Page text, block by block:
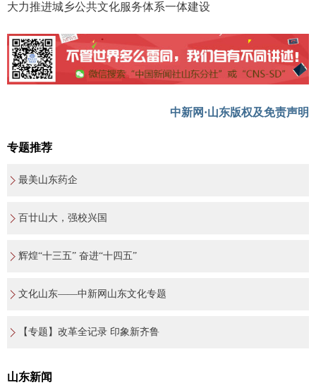
大力推进城乡公共文化服务体系一体建设
中新网·山东版权及免责声明
专题推荐
最美山东药企
百廿山大，强校兴国
辉煌“十三五” 奋进“十四五”
文化山东——中新网山东文化专题
【专题】改革全记录 印象新齐鲁
山东新闻